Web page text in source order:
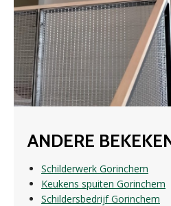
ANDERE
Schilderwerk Gorinchem
Keukens spuiten Gorinchem
Schildersbedrijf Gorinchem